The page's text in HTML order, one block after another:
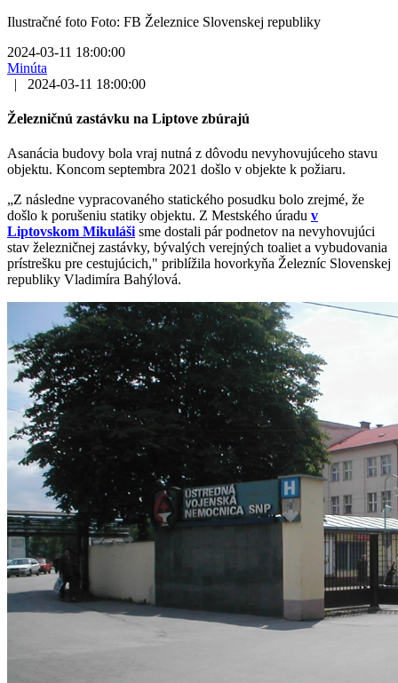
Ilustračné foto Foto: FB Železnice Slovenskej republiky
2024-03-11 18:00:00
Minúta
|
2024-03-11 18:00:00
Železničnú zastávku na Liptove zbúrajú
Asanácia budovy bola vraj nutná z dôvodu nevyhovujúceho stavu
objektu. Koncom septembra 2021 došlo v objekte k požiaru.
„Z následne vypracovaného statického posudku bolo zrejmé, že
došlo k porušeniu statiky objektu. Z Mestského úradu v
Liptovskom Mikulášisme dostali pár podnetov na nevyhovujúci
stav železničnej zastávky, bývalých verejných toaliet a vybudovania
prístrešku pre cestujúcich," priblížila hovorkyňa Železníc Slovenskej
republiky Vladimíra Bahýlová.